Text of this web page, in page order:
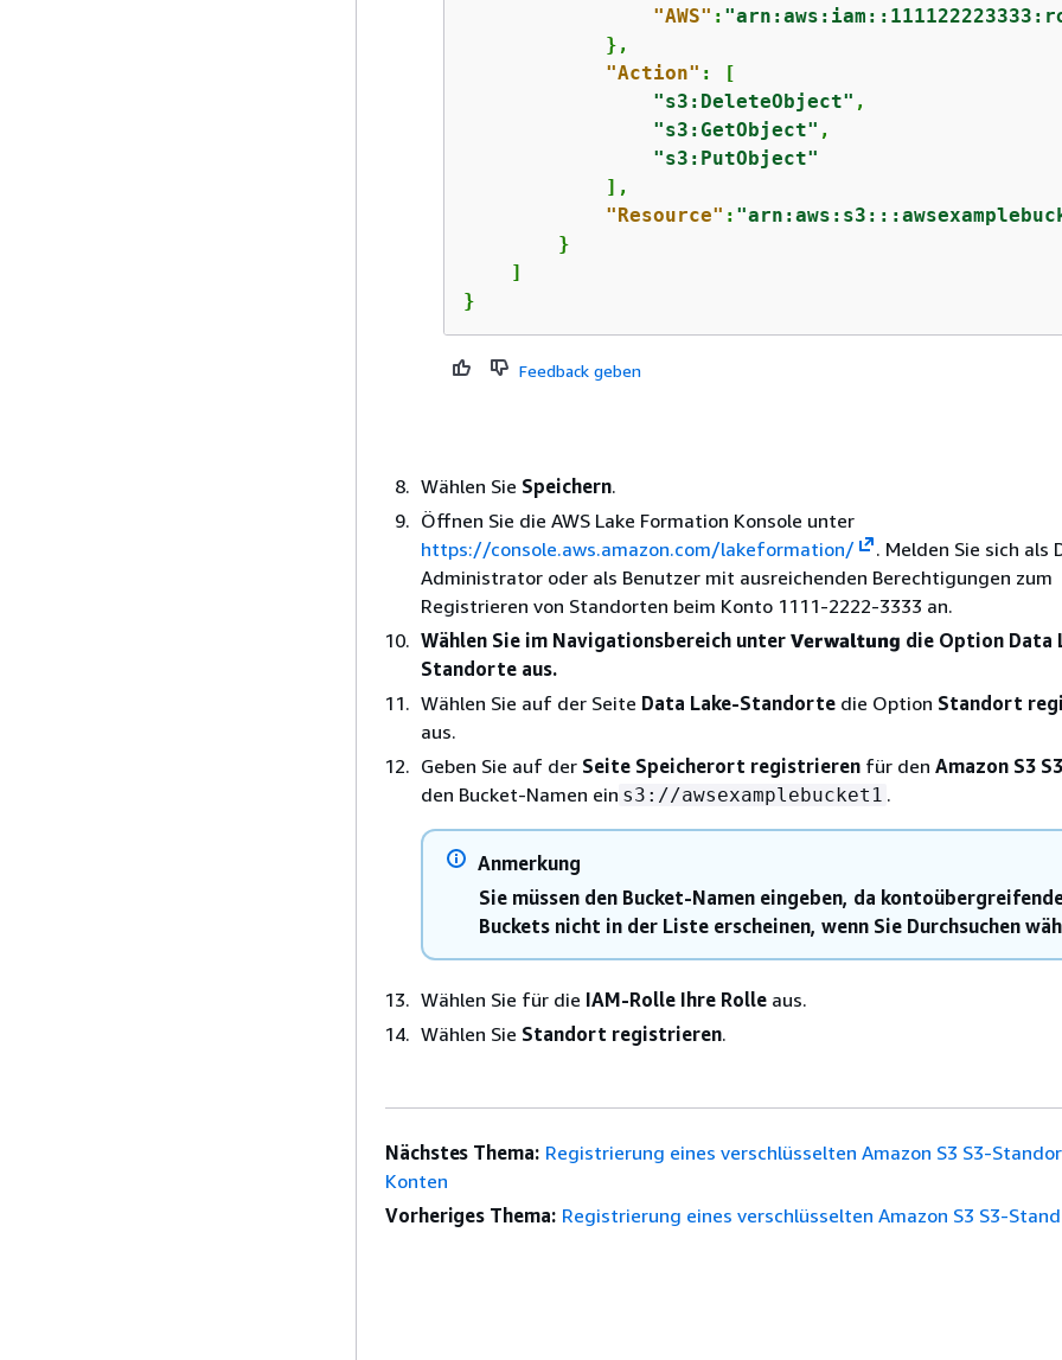
"AWS" :
            },
"Action" : [
"s3:DeleteObject" ,
"s3:GetObject" ,
"s3:PutObject"
            ],
"Resource" :
        }
    ]
}
Feedback geben
Wählen Sie Speichern.
Öffnen Sie die AWS Lake Formation Konsole unter
https://console.aws.amazon.com/lakeformation/
. Melden Sie sich als
Administrator oder als Benutzer mit ausreichenden Berechtigungen zum
Registrieren von Standorten beim Konto 1111-2222-3333 an.
Wählen Sie im Navigationsbereich unter Verwaltung die Option Data
Standorte aus.
Wählen Sie auf der Seite Data Lake-Standorte die Option Standort
aus.
Geben Sie auf der Seite Speicherort registrieren für den Amazon S3
den Bucket-Namen ein s3://awsexamplebucket1 .
Anmerkung
Sie müssen den Bucket-Namen eingeben, da
Buckets nicht in der Liste erscheinen, wenn Sie Durchsuchen
Wählen Sie für die IAM-Rolle Ihre Rolle aus.
Wählen Sie Standort registrieren.
Nächstes Thema: Registrierung eines verschlüsselten Amazon S3 S3-
Konten
Vorheriges Thema: Registrierung eines verschlüsselten Amazon S3 S3-